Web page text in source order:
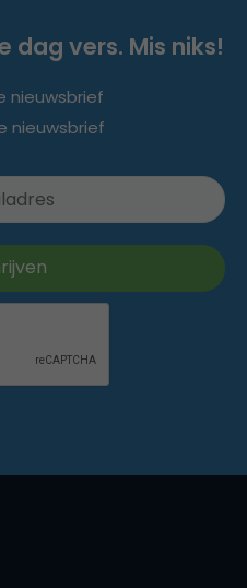
dag vers. Mis niks!
nieuwsbrief
nieuwsbrief